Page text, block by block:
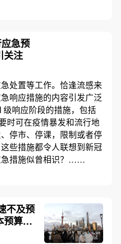
急预
关注
处置等工作。恰逢流感来
响应措施的内容引发广泛
响应阶段的措施，包括
时可在疫情暴发和流行地
停市、停课，限制或者停
些措施都令人联想到新冠
急措施似曾相识？……
不及预
预算管